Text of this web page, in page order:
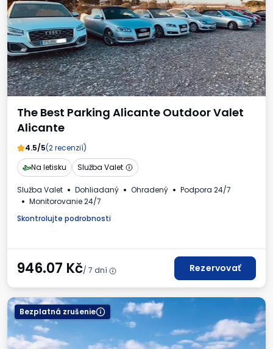
The Best Parking Alicante Outdoor Valet
Alicante
4.5/5(2 recenzií)
Na letisku
Služba Valet
Služba Valet Dohliadaný Ohradený
Podpora 24/7
Monitorovanie 24/7
Skontrolujte podrobnosti
946.07 Kč/ 7 dní Rezervovať
Bezplatná zrušenie